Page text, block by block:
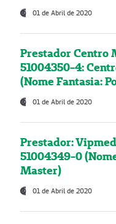
01 de Abril de 2020
Prestador Centro
51004350-4:
(Nome Fantasia:
01 de Abril de 2020
Prestador:
51004349-0
Master)
01 de Abril de 2020